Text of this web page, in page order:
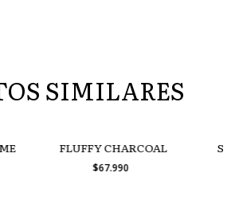
SIMILARES
FLUFFY CHARCOAL
$67.990